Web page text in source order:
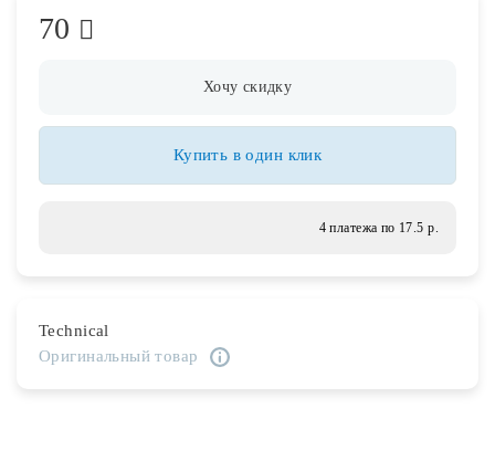
Светодиодная лента
Предметы интерьера
70
Хочу скидку
Купить в один клик
4 платежа по 17.5 р.
Technical
Оригинальный товар